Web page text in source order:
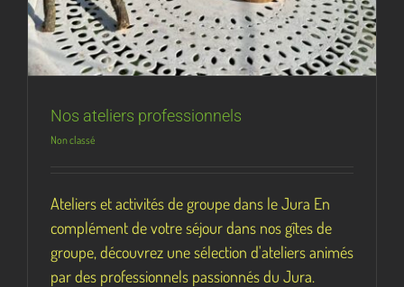
Nos ateliers professionnels
Non classé
Ateliers et activités de groupe dans le Jura En
complément de votre séjour dans nos gîtes de
groupe, découvrez une sélection d'ateliers animés
par des professionnels passionnés du Jura.